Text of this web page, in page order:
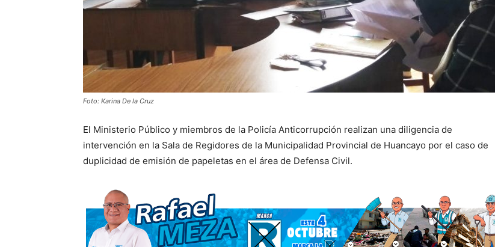
Foto: Karina De la Cruz
El Ministerio Público y miembros de la Policía Anticorrupción realizan una diligencia de
intervención en la Sala de Regidores de la Municipalidad Provincial de Huancayo por el caso de
duplicidad de emisión de papeletas en el área de Defensa Civil.